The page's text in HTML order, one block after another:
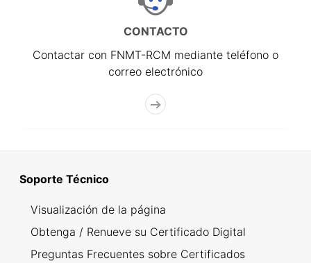
CONTACTO
Contactar con FNMT-RCM mediante teléfono o
correo electrónico
Soporte Técnico
Visualización de la página
Obtenga / Renueve su Certificado Digital
Preguntas Frecuentes sobre Certificados